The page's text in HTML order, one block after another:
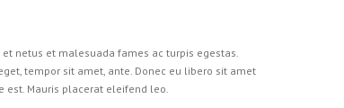
netus et malesuada fames ac turpis egestas.
tempor sit amet, ante. Donec eu libero sit amet
est. Mauris placerat eleifend leo.